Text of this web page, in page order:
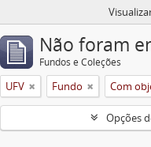
Não foram
Fundos e Coleções
UFV Fundo Com
Opções